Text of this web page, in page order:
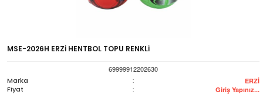
MSE-2026H ERZİ HENTBOL TOPU RENKLİ
69999912202630
Marka
: ERZİ
Fiyat : Giriş Yapınız...